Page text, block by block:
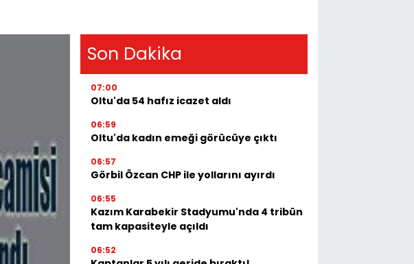
Son Dakika
07:00
Oltu'da 54 hafız icazet aldı
06:59
Oltu'da kadın emeği görücüye çıktı
06:57
Görbil Özcan CHP ile yollarını ayırdı
06:55
Kazım Karabekir Stadyumu'nda 4 tribün
tam kapasiteyle açıldı
06:52